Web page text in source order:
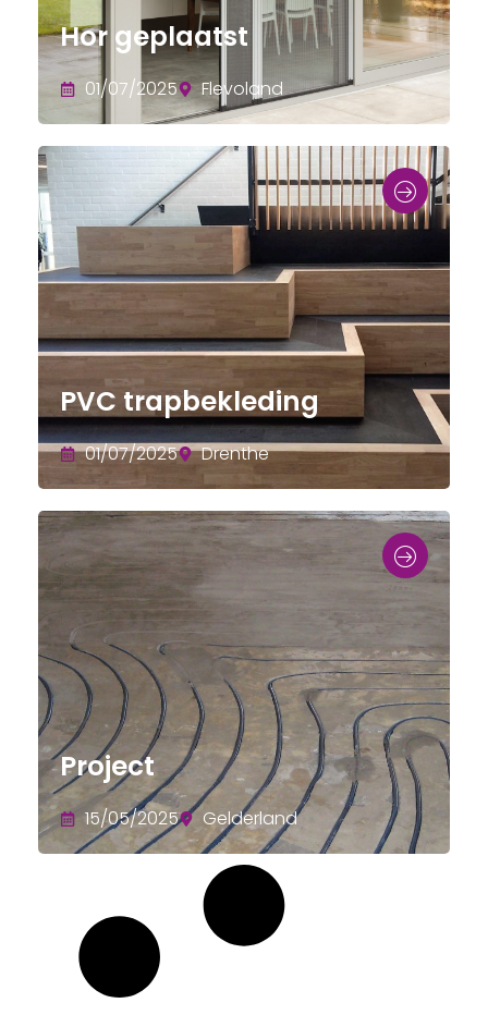
Hor geplaatst
01/07/2025 Flevoland
PVC trapbekleding
01/07/2025 Drenthe
Project
15/05/2025 Gelderland